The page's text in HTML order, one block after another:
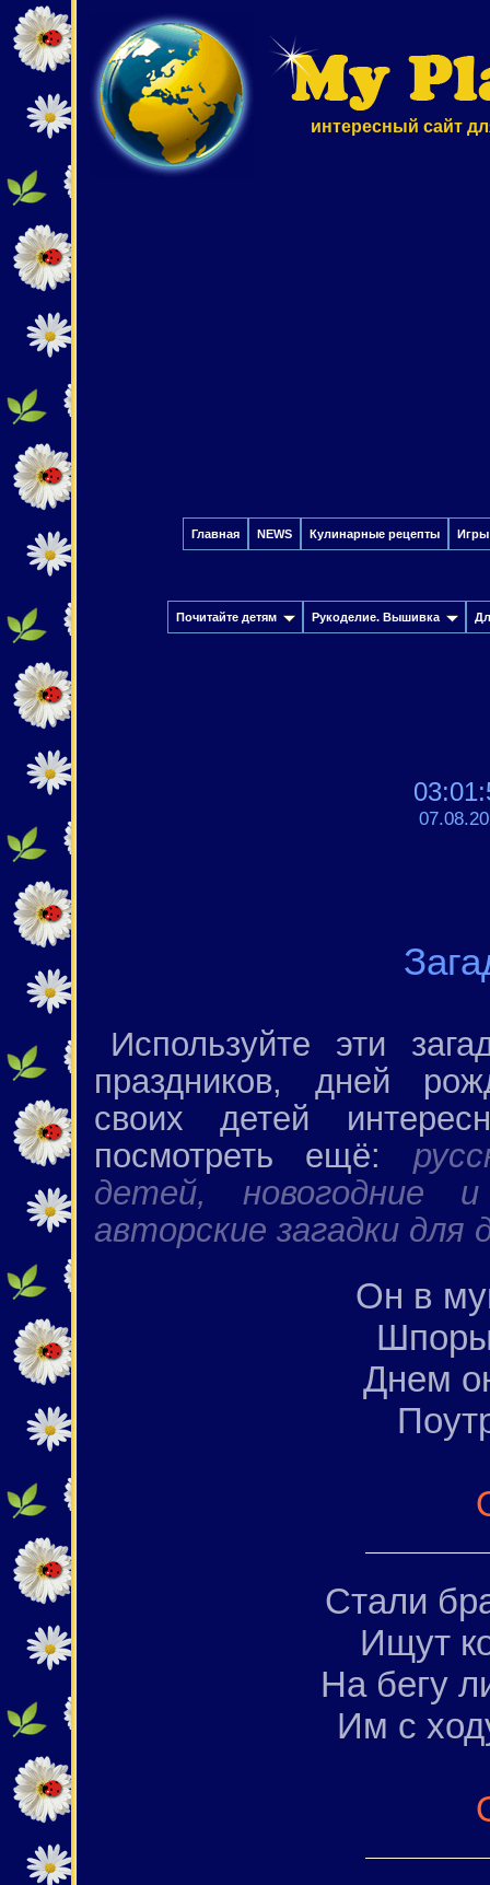
интересный сайт
Главная NEWS Кулинарные рецепты Игры
Почитайте детям Рукоделие. Вышивка
Используйте эти
праздников, дней
своих детей
посмотреть ещё:
детей,
новогодние
авторские загадки для
Он в
Днем
Стали
Ищут
На бегу
Им с